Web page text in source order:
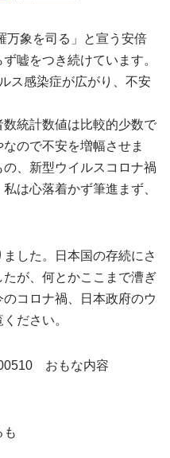
万象を司る」と宣う安倍
嘘をつき続けています。
ス感染症が広がり、不安
統計数値は比較的少数で
ので不安を増幅させま
、新型ウイルスコロナ禍
は心落着かず筆進まず、
した。日本国の存続にさ
が、何とかここまで漕ぎ
コロナ禍、日本政府のウ
ださい。
おもな内容